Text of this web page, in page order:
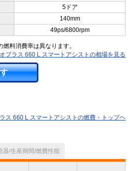
5ドア
140mm
49ps/6800rpm
料消費率は異なります。
プラス 660 L スマートアシストの相場を見る
ス 660 L スマートアシストの燃費・トップヘ
器/生産期間/燃費性能